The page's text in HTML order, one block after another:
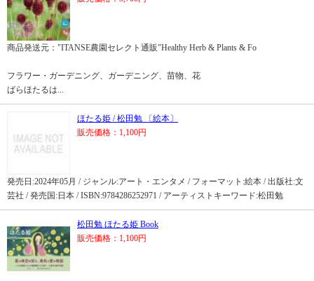
商品発送元："ITANSE農園セレクト通販"Healthy Herb & Plants & Fo
フラワー・ガーデニング、ガーデニング、苗物、花
ばらほたるは...
ほたる姫 / 松田勉 〔絵本〕
販売価格：1,100円
発売日:2024年05月 / ジャンル:アート・エンタメ / フォーマット:絵本 / 出版社:文
芸社 / 発売国:日本 / ISBN:9784286252971 / アーティストキーワード:松田勉
松田勉 ほたる姫 Book
販売価格：1,100円